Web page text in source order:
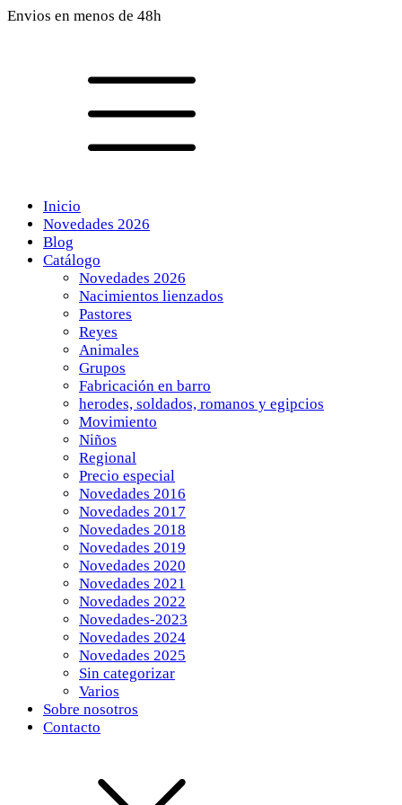
Envios en menos de 48h
Inicio
Novedades 2026
Blog
Catálogo
Novedades 2026
Nacimientos lienzados
Pastores
Reyes
Animales
Grupos
Fabricación en barro
herodes, soldados, romanos y egipcios
Movimiento
Niños
Regional
Precio especial
Novedades 2016
Novedades 2017
Novedades 2018
Novedades 2019
Novedades 2020
Novedades 2021
Novedades 2022
Novedades-2023
Novedades 2024
Novedades 2025
Sin categorizar
Varios
Sobre nosotros
Contacto